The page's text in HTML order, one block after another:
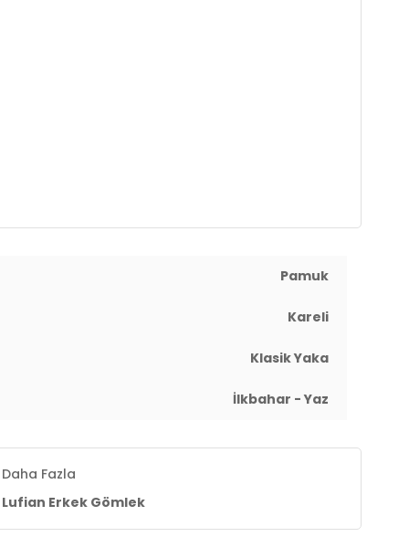
Pamuk
Kareli
Klasik Yaka
İlkbahar - Yaz
Daha Fazla
Lufian Erkek Gömlek